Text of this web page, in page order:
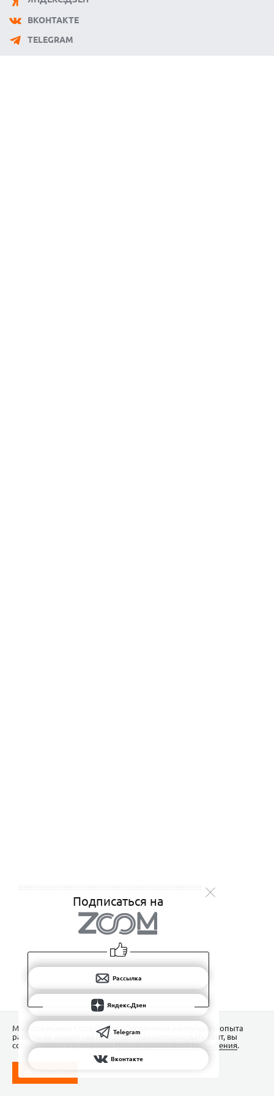
ВКОНТАКТЕ
TELEGRAM
Подписаться на
Рассылка
Яндекс.Дзен
Telegram
Вконтакте
Мы используем Сookies для обеспечения наилучшего опыта
работы на нашем сайте. Продолжая использовать сайт, вы
соглашаетесь с условиямиПользовательского соглашения.
ПОНЯТНО